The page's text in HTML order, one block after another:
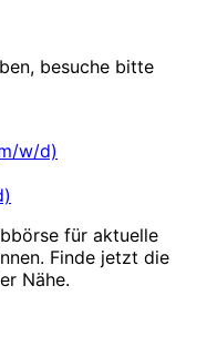
besuche bitte
w/d)
für aktuelle
Finde jetzt die
Nähe.